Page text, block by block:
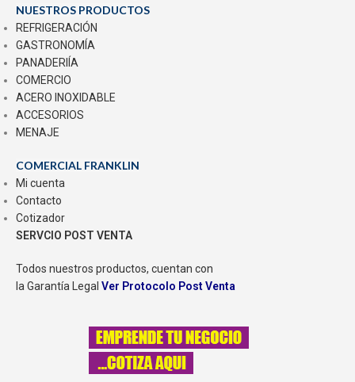
NUESTROS PRODUCTOS
REFRIGERACIÓN
GASTRONOMÍA
PANADERIÍA
COMERCIO
ACERO INOXIDABLE
ACCESORIOS
MENAJE
COMERCIAL FRANKLIN
Mi cuenta
Contacto
Cotizador
SERVCIO POST VENTA
Todos nuestros productos, cuentan con
la Garantía Legal Ver Protocolo Post Venta